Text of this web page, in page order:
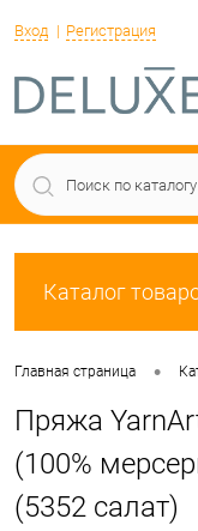
Вход Регистрация
Каталог
Главная страница •
Пряжа
(100%
(5352 салат)